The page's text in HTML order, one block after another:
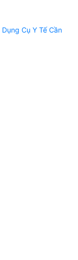
Dụng Cụ Y Tế Cần